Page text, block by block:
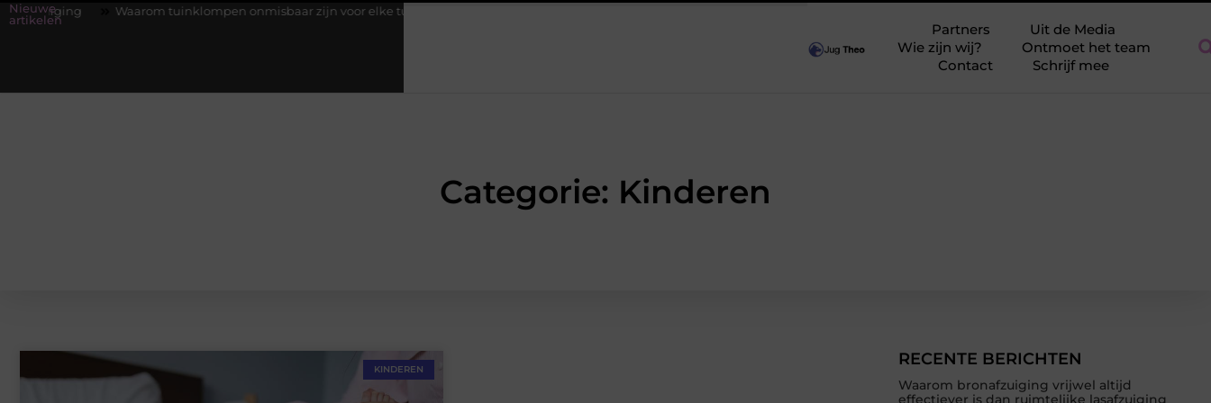
Nieuwe
artikelen
Waarom tuinklompen onmisbaar zijn voor elke tuinier
Partners
Uit de Media
Wie zijn wij?
Ontmoet het team
Contact
Schrijf mee
Categorie: Kinderen
RECENTE BERICHTEN
Waarom bronafzuiging vrijwel altijd
effectiever is dan ruimtelijke lasafzuiging
KINDEREN